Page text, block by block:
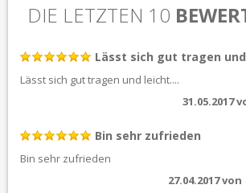
DIE LETZTEN 10
Lässt sich gut tragen
Lässt sich gut tragen und leicht....
31.05.2017
Bin sehr zufrieden
Bin sehr zufrieden
27.04.2017 von